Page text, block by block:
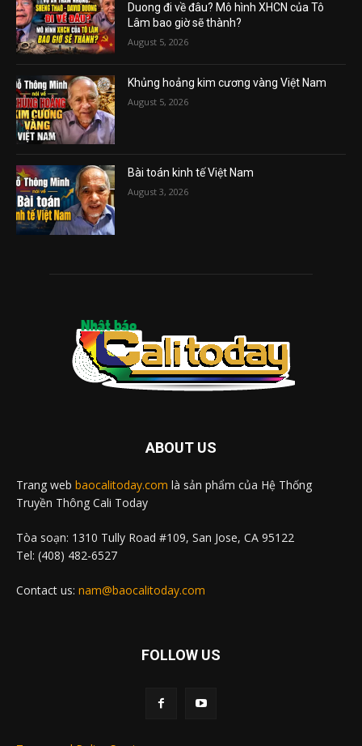
Duong đi về đâu? Mô hình XHCN của Tô
Lâm bao giờ sẽ thành?
August 5, 2026
Khủng hoảng kim cương vàng Việt Nam
August 5, 2026
Bài toán kinh tế Việt Nam
August 3, 2026
ABOUT US
Trang web baocalitoday.com là sản phẩm của Hệ Thống
Truyền Thông Cali Today
Tòa soạn: 1310 Tully Road #109, San Jose, CA 95122
Tel: (408) 482-6527
Contact us: nam@baocalitoday.com
FOLLOW US